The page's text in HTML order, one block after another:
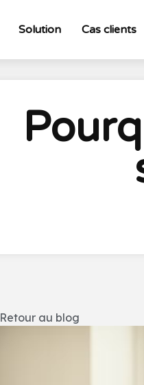
Solution Cas clients
Retour au blog